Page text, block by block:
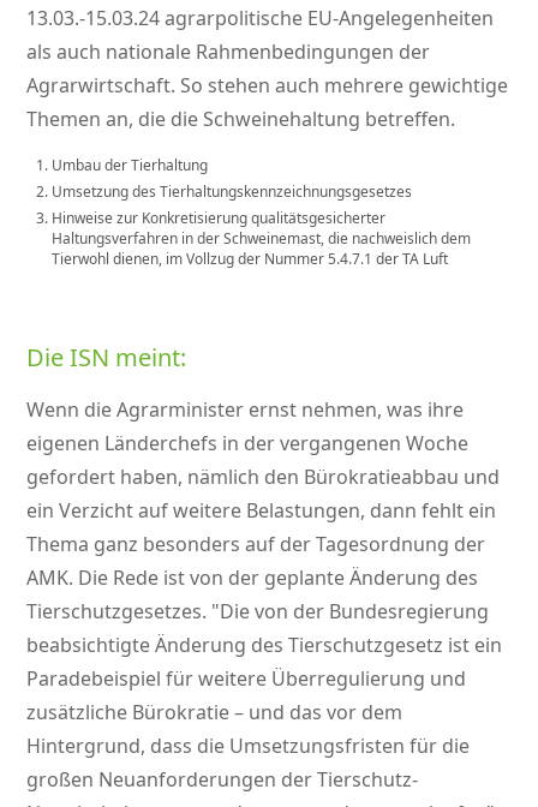
13.03.-15.03.24 agrarpolitische EU-Angelegenheiten
als auch nationale Rahmenbedingungen der
Agrarwirtschaft. So stehen auch mehrere gewichtige
Themen an, die die Schweinehaltung betreffen.
Umbau der Tierhaltung
Umsetzung des Tierhaltungskennzeichnungsgesetzes
Hinweise zur Konkretisierung qualitätsgesicherter
Haltungsverfahren in der Schweinemast, die nachweislich dem
Tierwohl dienen, im Vollzug der Nummer 5.4.7.1 der TA Luft
Die ISN meint:
Wenn die Agrarminister ernst nehmen, was ihre
eigenen Länderchefs in der vergangenen Woche
gefordert haben, nämlich den Bürokratieabbau und
ein Verzicht auf weitere Belastungen, dann fehlt ein
Thema ganz besonders auf der Tagesordnung der
AMK. Die Rede ist von der geplante Änderung des
Tierschutzgesetzes. Die von der Bundesregierung
beabsichtigte Änderung des Tierschutzgesetz ist ein
Paradebeispiel für weitere Überregulierung und
zusätzliche Bürokratie – und das vor dem
Hintergrund, dass die Umsetzungsfristen für die
großen Neuanforderungen der Tierschutz-